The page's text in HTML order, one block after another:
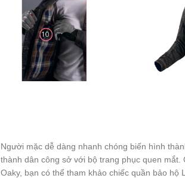
Người mặc dễ dàng nhanh chóng biến hình
thành dân công sở với bộ trang phục quen
Oaky, bạn có thể tham khảo chiếc quần bảo